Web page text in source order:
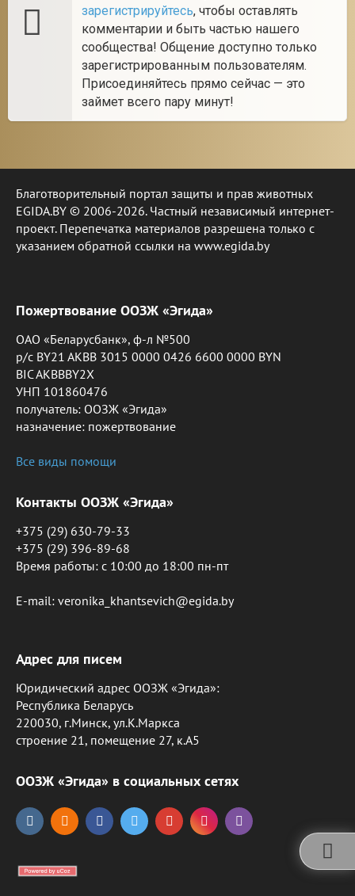
зарегистрируйтесь, чтобы оставлять
комментарии и быть частью нашего
сообщества! Общение доступно только
зарегистрированным пользователям.
Присоединяйтесь прямо сейчас — это
займет всего пару минут!
Благотворительный портал защиты и прав животных
EGIDA.BY © 2006-2026. Частный независимый интернет-
проект. Перепечатка материалов разрешена только с
указанием обратной ссылки на www.egida.by
Пожертвование ООЗЖ «Эгида»
ОАО «Беларусбанк», ф-л №500
р/с BY21 AKBB 3015 0000 0426 6600 0000 BYN
BIC AKBBBY2X
УНП 101860476
получатель: ООЗЖ «Эгида»
назначение: пожертвование
Все виды помощи
Контакты ООЗЖ «Эгида»
+375 (29) 630-79-33
+375 (29) 396-89-68
Время работы: c 10:00 до 18:00 пн-пт
E-mail: veronika_khantsevich@egida.by
Адрес для писем
Юридический адрес ООЗЖ «Эгида»:
Республика Беларусь
220030, г.Минск, ул.К.Маркса
строение 21, помещение 27, к.А5
ООЗЖ «Эгида» в социальных сетях